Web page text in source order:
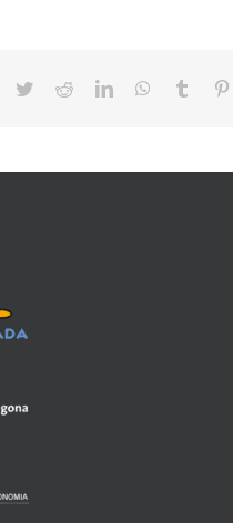
Facebook
TwitterRedditLinkedInWhatsApp
Tumblr